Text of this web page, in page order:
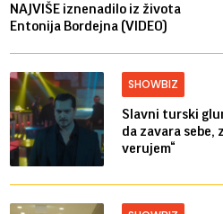
NAJVIŠE iznenadilo iz života
Entonija Bordejna (VIDEO)
SHOWBIZ
Slavni turski
da zavara sebe,
verujem“